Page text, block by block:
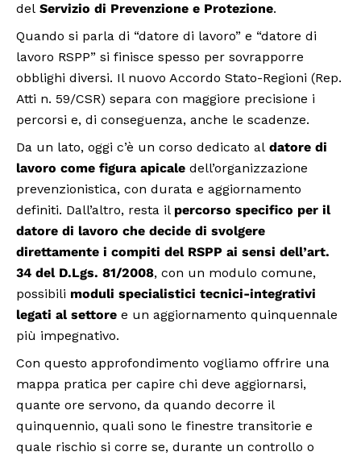
del Servizio di Prevenzione e Protezione.
Quando si parla di “datore di lavoro” e “datore di
lavoro RSPP” si finisce spesso per sovrapporre
obblighi diversi. Il nuovo Accordo Stato-Regioni (Rep.
Atti n. 59/CSR) separa con maggiore precisione i
percorsi e, di conseguenza, anche le scadenze.
Da un lato, oggi c’è un corso dedicato al datore di
lavoro come figura apicale dell’organizzazione
prevenzionistica, con durata e aggiornamento
definiti. Dall’altro, resta il percorso specifico per il
datore di lavoro che decide di svolgere
direttamente i compiti del RSPP ai sensi dell’art.
34 del D.Lgs. 81/2008, con un modulo comune,
possibili moduli specialistici tecnici-integrativi
legati al settore e un aggiornamento quinquennale
più impegnativo.
Con questo approfondimento vogliamo offrire una
mappa pratica per capire chi deve aggiornarsi,
quante ore servono, da quando decorre il
quinquennio, quali sono le finestre transitorie e
quale rischio si corre se, durante un controllo o